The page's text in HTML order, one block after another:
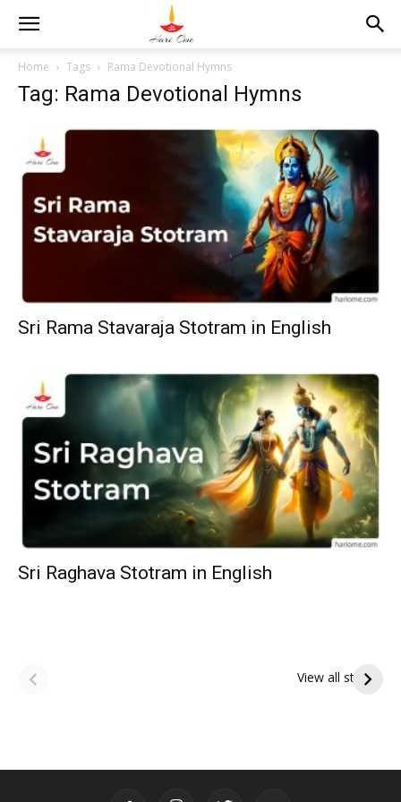
Home Tags Rama Devotional Hymns
Tag: Rama Devotional Hymns
Sri Rama Stavaraja Stotram in English
Sri Raghava Stotram in English
View all stories
పితృదేవతల ఆశీర్వాదం
పొందే పవిత్ర రోజు
ఇంద్రకీలాద్రి గిరి ప్రదక్షిణ